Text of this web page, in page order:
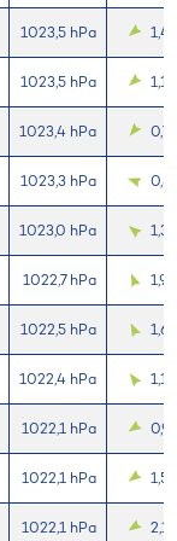
1023,5 hPa 1,4
1023,5 hPa 1,1
1023,4 hPa 0,7
1023,3 hPa 0,8
1023,0 hPa 1,3
1022,7 hPa 1,9
1022,5 hPa 1,6
1022,4 hPa 1,1
1022,1 hPa 0,9
1022,1 hPa 1,5
1022,1 hPa 2,1